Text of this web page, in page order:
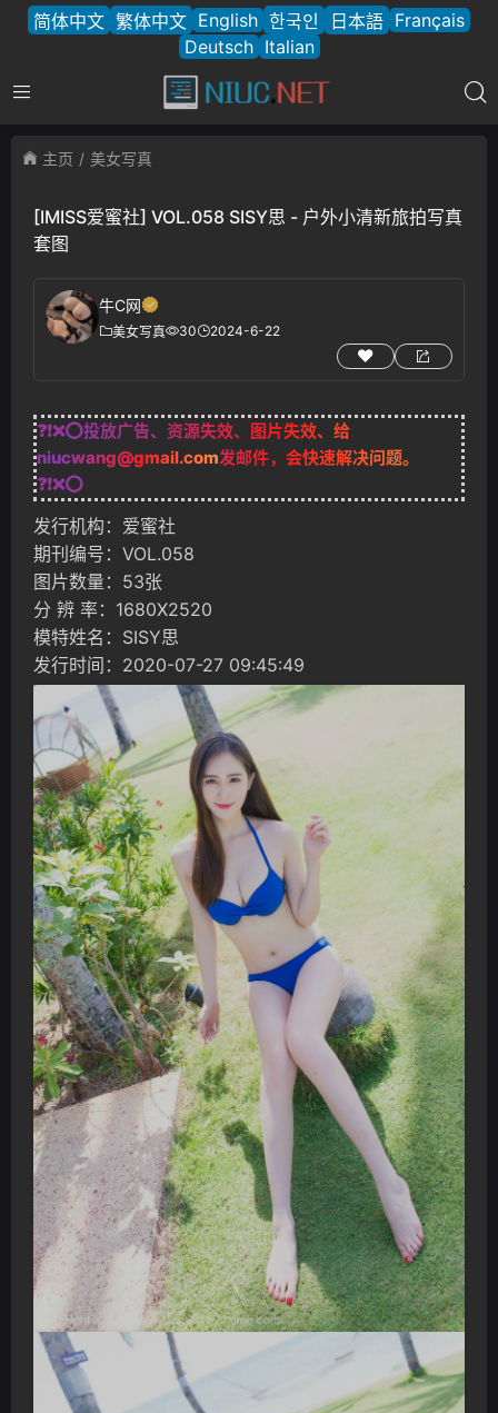
简体中文 繁体中文 English 한국인 日本語 Français
Deutsch Italian
主页 美女写真
[IMISS爱蜜社] VOL.058 SISY思 - 户外小清新旅拍写真
套图
牛C网
美女写真 30 2024-6-22
❓❗❌⭕投放广告、资源失效、图片失效、给
niucwang@gmail.com发邮件，会快速解决问题。
❓❗❌⭕
发行机构：爱蜜社
期刊编号：VOL.058
图片数量：53张
分 辨 率：1680X2520
模特姓名：SISY思
发行时间：2020-07-27 09:45:49